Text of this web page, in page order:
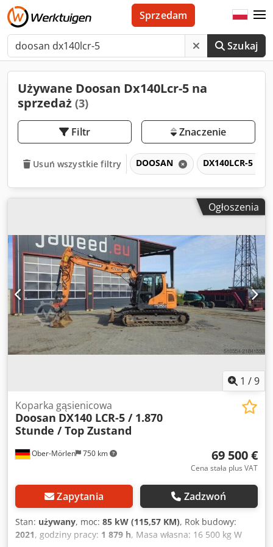
Szukaj
Sprzedam
Używane Doosan Dx140Lcr-5 na
sprzedaż (3)
Filtr Znaczenie
Usuń wszystkie filtry DOOSAN DX140LCR-5
Ogłoszenia
1 /9
Ober-Mörlen 750 km
Koparka gąsienicowa
Doosan DX140 LCR-5 / 1.870
Stunde / Top Zustand
69 500 €
Cena stała plus VAT
Zapytania Zadzwoń
Stan: używany, moc: 85 kW (115,57 KM), Rok budowy:
2021, godziny pracy: 1 879 h, Masa własna: 16 500 kg W